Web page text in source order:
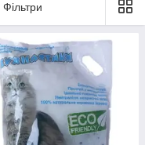
Фільтри